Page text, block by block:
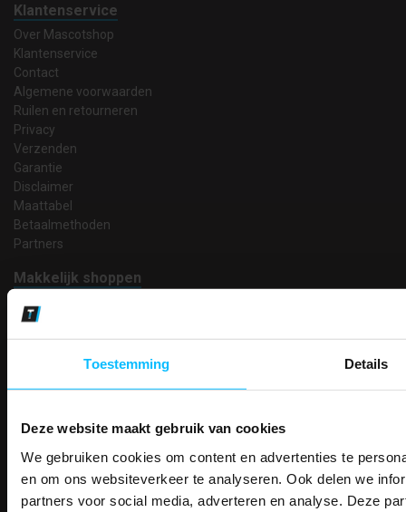
Toestemming Details
Deze website maakt gebruik van cookies
We gebruiken cookies om content en advertenties te
en om ons websiteverkeer te analyseren. Ook delen we
partners voor social media, adverteren en analyse. Deze
Klantenservice
Over Mascotshop
Klantenservice
Contact
Algemene voorwaarden
Ruilen en retourneren
Privacy
Verzenden
Garantie
Disclaimer
Maattabel
Betaalmethoden
Partners
Makkelijk shoppen
Bedruk- en borduurservice
14 Dagen tijd om te herroepen
Betaalwijze
Email
Inschrijven
ONTVANG
PAK